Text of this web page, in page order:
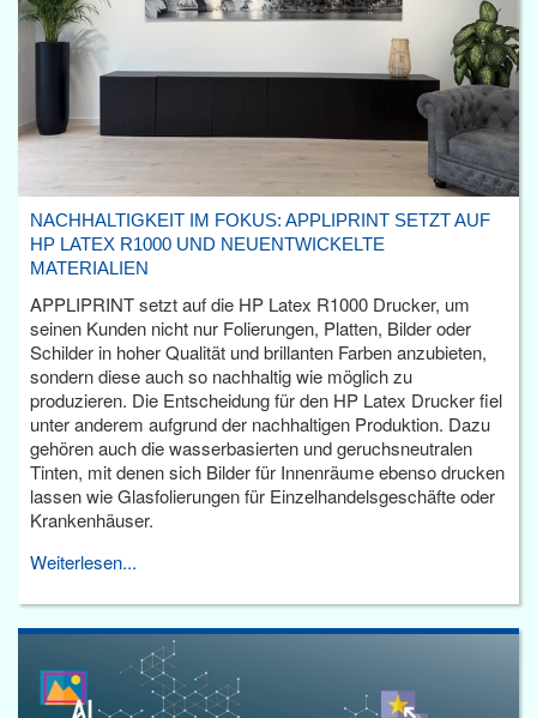
NACHHALTIGKEIT IM FOKUS: APPLIPRINT SETZT AUF
HP LATEX R1000 UND NEUENTWICKELTE
MATERIALIEN
APPLIPRINT setzt auf die HP Latex R1000 Drucker, um
seinen Kunden nicht nur Folierungen, Platten, Bilder oder
Schilder in hoher Qualität und brillanten Farben anzubieten,
sondern diese auch so nachhaltig wie möglich zu
produzieren. Die Entscheidung für den HP Latex Drucker fiel
unter anderem aufgrund der nachhaltigen Produktion. Dazu
gehören auch die wasserbasierten und geruchsneutralen
Tinten, mit denen sich Bilder für Innenräume ebenso drucken
lassen wie Glasfolierungen für Einzelhandelsgeschäfte oder
Krankenhäuser.
Weiterlesen...